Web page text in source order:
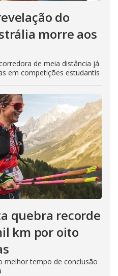
do
morre aos
de meia distância já
em competições estudantis
quebra recorde
km por oito
melhor tempo de conclusão